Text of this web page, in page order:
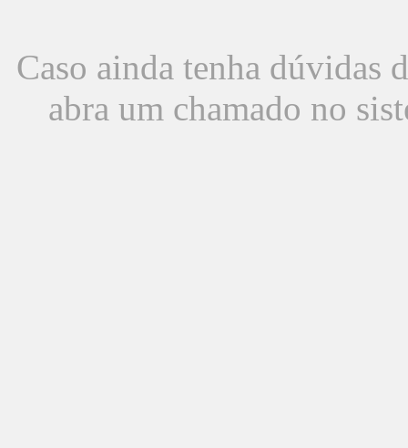
Caso ainda tenha dúvidas
abra um chamado no